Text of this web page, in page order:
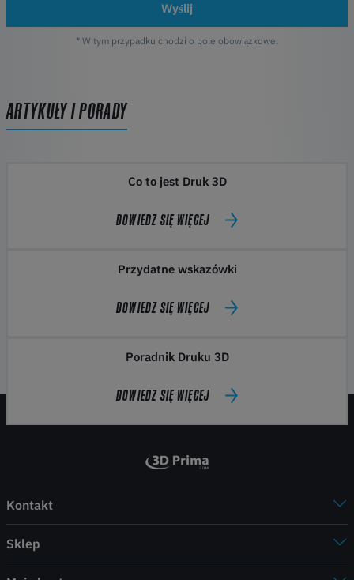
Wyślij
* W tym przypadku chodzi o pole obowiązkowe.
ARTYKUŁY I PORADY
Co to jest Druk 3D
DOWIEDZ SIĘ WIĘCEJ
Przydatne wskazówki
DOWIEDZ SIĘ WIĘCEJ
Poradnik Druku 3D
DOWIEDZ SIĘ WIĘCEJ
Kontakt
Sklep